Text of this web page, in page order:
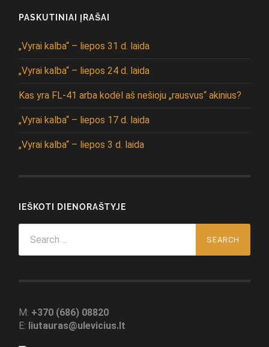
PASKUTINIAI ĮRAŠAI
„Vyrai kalba“ – liepos 31 d. laida
„Vyrai kalba“ – liepos 24 d. laida
Kas yra FL-41 arba kodėl aš nešioju „rausvus“ akinius?
„Vyrai kalba“ – liepos 17 d. laida
„Vyrai kalba“ – liepos 3 d. laida
IEŠKOTI DIENORAŠTYJE
for:
M: +370 (686) 08820
E: liutauras@ulevicius.lt